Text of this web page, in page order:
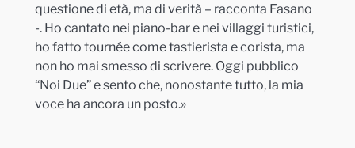
questione di età, ma di verità – racconta Fasano
-. Ho cantato nei piano-bar e nei villaggi turistici,
ho fatto tournée come tastierista e corista, ma
non ho mai smesso di scrivere. Oggi pubblico
“Noi Due” e sento che, nonostante tutto, la mia
voce ha ancora un posto.»